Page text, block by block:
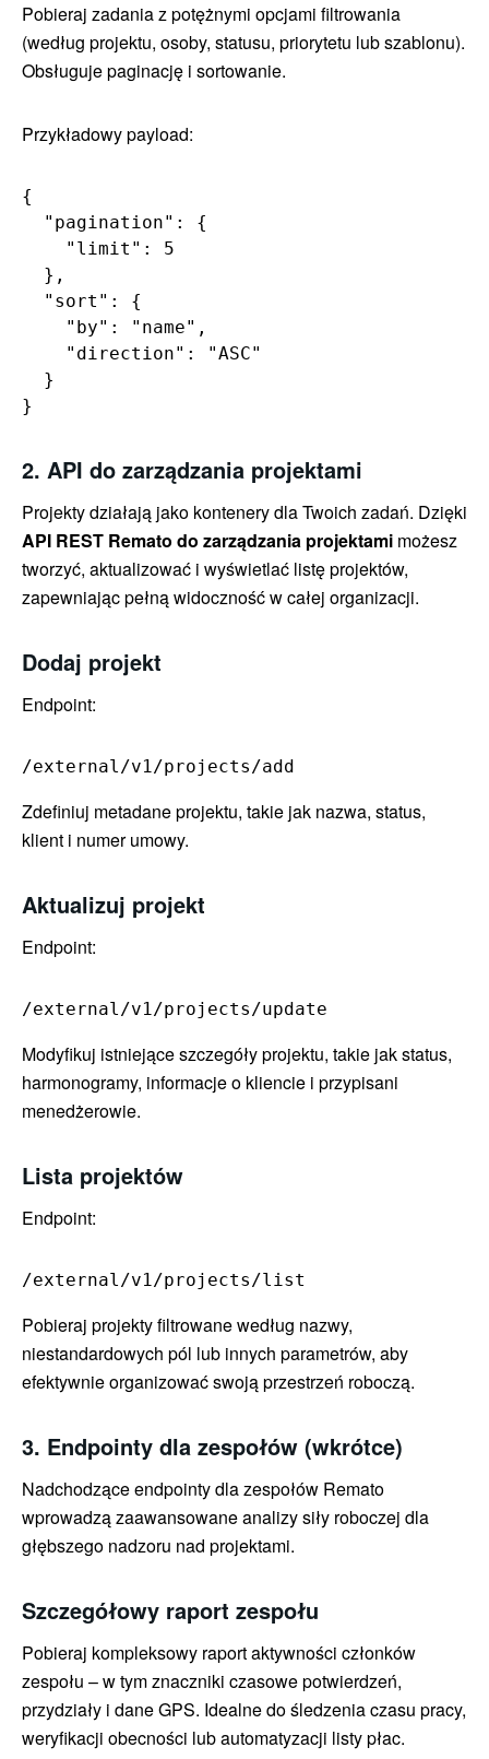
Pobieraj zadania z potężnymi opcjami filtrowania
(według projektu, osoby, statusu, priorytetu lub szablonu).
Obsługuje paginację i sortowanie.
Przykładowy payload:
{
  "pagination": {
    "limit": 5
  },
  "sort": {
    "by": "name",
    "direction": "ASC"
  }
}
2. API do zarządzania projektami
Projekty działają jako kontenery dla Twoich zadań. Dzięki
API REST Remato do zarządzania projektami możesz
tworzyć, aktualizować i wyświetlać listę projektów,
zapewniając pełną widoczność w całej organizacji.
Dodaj projekt
Endpoint:
/external/v1/projects/add
Zdefiniuj metadane projektu, takie jak nazwa, status,
klient i numer umowy.
Aktualizuj projekt
Endpoint:
/external/v1/projects/update
Modyfikuj istniejące szczegóły projektu, takie jak status,
harmonogramy, informacje o kliencie i przypisani
menedżerowie.
Lista projektów
Endpoint:
/external/v1/projects/list
Pobieraj projekty filtrowane według nazwy,
niestandardowych pól lub innych parametrów, aby
efektywnie organizować swoją przestrzeń roboczą.
3. Endpointy dla zespołów (wkrótce)
Nadchodzące endpointy dla zespołów Remato
wprowadzą zaawansowane analizy siły roboczej dla
głębszego nadzoru nad projektami.
Szczegółowy raport zespołu
Pobieraj kompleksowy raport aktywności członków
zespołu – w tym znaczniki czasowe potwierdzeń,
przydziały i dane GPS. Idealne do śledzenia czasu pracy,
weryfikacji obecności lub automatyzacji listy płac.